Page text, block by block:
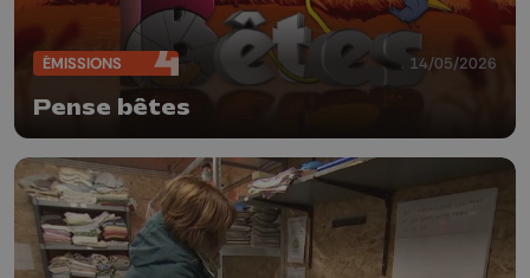
ÉMISSIONS 14/05/2026
Pense bêtes